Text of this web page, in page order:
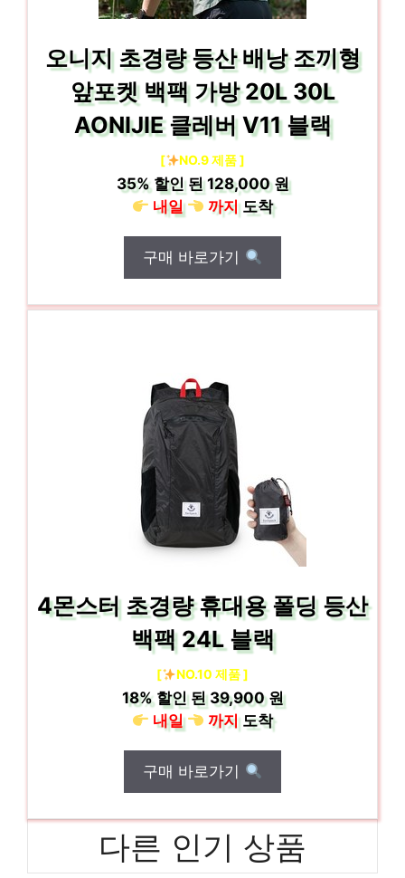
오니지 초경량 등산 배낭 조끼형
앞포켓 백팩 가방 20L 30L
AONIJIE 클레버 V11 블랙
[ NO.9 제품 ]
35%할인 된128,000 원
내일
까지도착
구매 바로가기
4몬스터 초경량 휴대용 폴딩 등산
백팩 24L 블랙
[ NO.10 제품 ]
18%할인 된39,900 원
내일
까지도착
구매 바로가기
다른 인기 상품